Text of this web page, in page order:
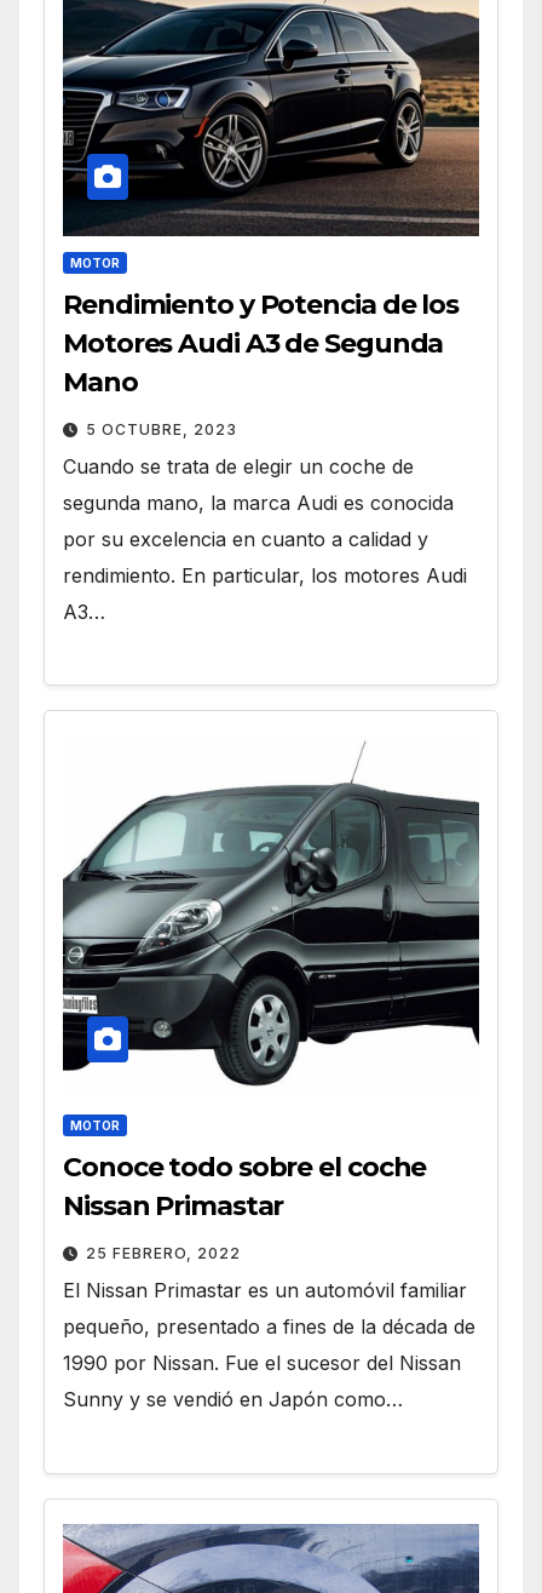
MOTOR
Rendimiento y Potencia de los
Motores Audi A3 de Segunda
Mano
5 OCTUBRE, 2023
Cuando se trata de elegir un coche de
segunda mano, la marca Audi es conocida
por su excelencia en cuanto a calidad y
rendimiento. En particular, los motores Audi
A3…
MOTOR
Conoce todo sobre el coche
Nissan Primastar
25 FEBRERO, 2022
El Nissan Primastar es un automóvil familiar
pequeño, presentado a fines de la década de
1990 por Nissan. Fue el sucesor del Nissan
Sunny y se vendió en Japón como…